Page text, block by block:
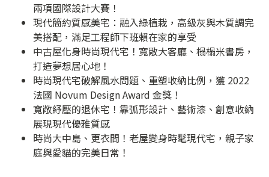
兩項國際設計大賽！
現代簡約質感美宅：融入綠植栽，高級灰與木質調完
美搭配，滿足工程師下班賴在家的享受
中古屋化身時尚現代宅！寬敞大客廳、榻榻米書房，
打造夢想居心地！
時尚現代宅破解風水問題、重塑收納比例，獲 2022
法國 Novum Design Award 金獎！
寬敞紓壓的退休宅！靠弧形設計、藝術漆、創意收納
展現現代優雅質感
時尚大中島、更衣間！老屋變身時髦現代宅，親子家
庭與愛貓的完美日常！